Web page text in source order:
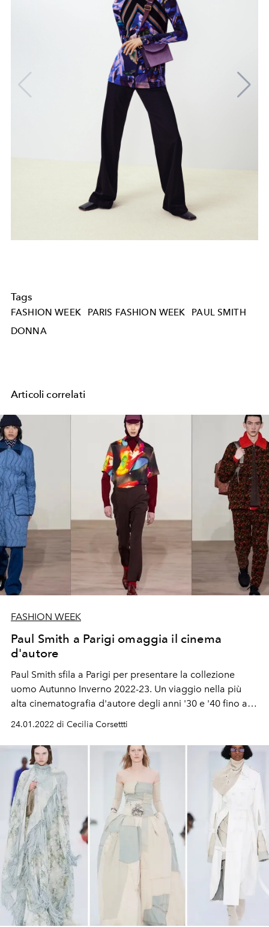
Tags
FASHION WEEK PARIS FASHION WEEK
PAUL SMITH
DONNA
Articoli correlati
FASHION WEEK
Paul Smith a Parigi omaggia il cinema
d'autore
Paul Smith sfila a Parigi per presentare la collezione
uomo Autunno Inverno 2022-23. Un viaggio nella più
alta cinematografia d'autore degli anni '30 e '40 fino agli
anni '60 e '70.
24.01.2022 di Cecilia Corsettti